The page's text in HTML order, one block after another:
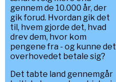
gennem de 10.000 år, der
gik forud. Hvordan gik det
til, hvem gjorde det, hvad
drev dem, hvor kom
pengene fra - og kunne det
overhovedet betale sig?
Det tabte land gennemgår